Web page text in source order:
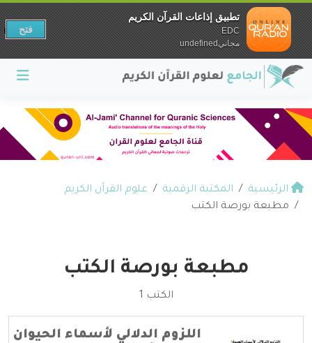
الرئيسية المكتبة الرقمية
علوم القرآن الكريم
مطبعة بورصة الكتب
مطبعة بورصة الكتب
الكتب 1
اللزوم الدلالي لأسماء الحيوان
تطبيق إذاعات القرآن الكريم
EDC
مجانيundefined
فتح